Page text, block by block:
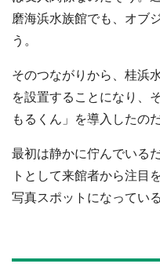
磨海浜水族館でも、オブ
う。
そのつながりから、桂浜
を設置することになり、
もるくん」を導入したのだ
最初は静かに佇んでいる
トとして来館者から注目
写真スポットになってい